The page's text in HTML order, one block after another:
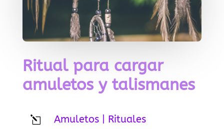
Ritual para cargar
amuletos y talismanes
l Amuletos| Rituales